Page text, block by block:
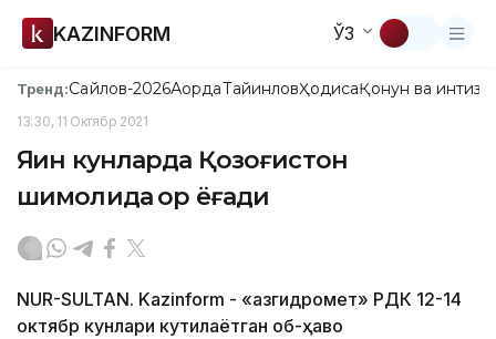
KAZINFORM ЎЗ
Тренд:Сайлов-2026АқордаТайинловҲодисаҚонун ва
13:30, 11 Октябр 2021
Яқин кунларда Қозоғистон
шимолида қор ёғади
NUR-SULTAN. Kazinform - «Қазгидромет» РДК 12-14
октябр кунлари кутилаётган об-ҳаво